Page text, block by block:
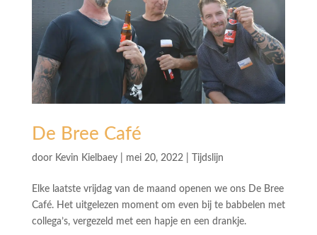
De Bree Café
door Kevin Kielbaey| mei 20, 2022| Tijdslijn
Elke laatste vrijdag van de maand openen we ons De Bree
Café. Het uitgelezen moment om even bij te babbelen met
collega’s, vergezeld met een hapje en een drankje.